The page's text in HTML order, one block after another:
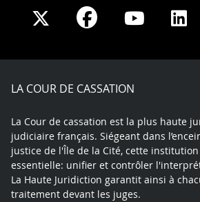
Share
X
Share
Facebook
Share
LA COUR DE CASSATION
La Cour de cassation est la plus haute
judiciaire français. Siégeant dans
justice de l'Île de la Cité, cette
essentielle: unifier et contrôler
La Haute Juridiction garantit ainsi à
traitement devant les juges.